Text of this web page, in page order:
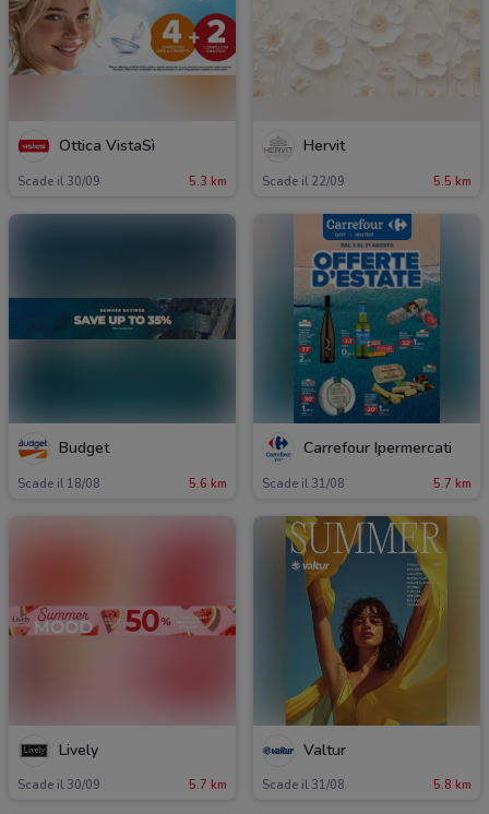
Ottica VistaSì
Scade il 30/09 5.3 km
Hervit
Scade il 22/09 5.5 km
Budget
Scade il 18/08 5.6 km
Carrefour Ipermercati
Scade il 31/08 5.7 km
Lively
Scade il 30/09 5.7 km
Valtur
Scade il 31/08 5.8 km